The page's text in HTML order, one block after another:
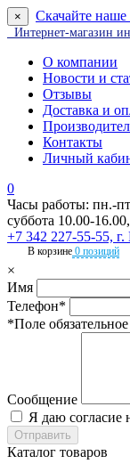
× Скачайте
Интернет-магазин
О компании
Новости и
Отзывы
Доставка и
Контакты
Личный
0
Часы работы: пн.-
суббота 10.00-
+7 342 227-55-55,
В корзине 0 позиций
×
Имя
Телефон*
*Поле
Сообщение
Я даю согласие
Каталог товаров